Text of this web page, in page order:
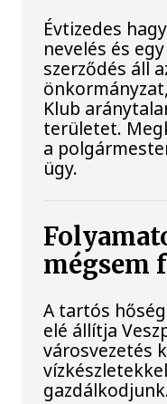
Évtizedes
nevelés és
szerződés áll
Klub
területet.
a
ügy.
mégsem
A tartós
elé állítja
városvezetés